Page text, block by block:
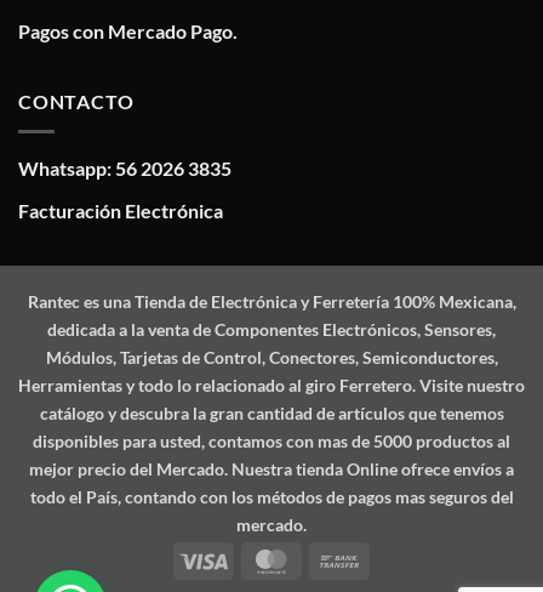
Pagos con Mercado Pago.
CONTACTO
Whatsapp: 56 2026 3835
Facturación Electrónica
Ranteces una Tienda de Electrónica y Ferretería 100% Mexicana,
dedicada a la venta de Componentes Electrónicos, Sensores,
Módulos, Tarjetas de Control, Conectores, Semiconductores,
Herramientas y todo lo relacionado al giro Ferretero. Visite nuestro
catálogo y descubra la gran cantidad de artículos que tenemos
disponibles para usted, contamos con mas de 5000 productos al
mejor precio del Mercado. Nuestra tienda Online ofrece envíos a
todo el País, contando con los métodos de pagos mas seguros del
mercado.
Visa
MasterCard